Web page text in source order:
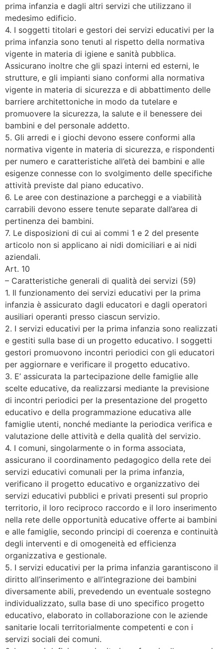
prima infanzia e dagli altri servizi che utilizzano il
medesimo edificio.
4. I soggetti titolari e gestori dei servizi educativi per la
prima infanzia sono tenuti al rispetto della normativa
vigente in materia di igiene e sanità pubblica.
Assicurano inoltre che gli spazi interni ed esterni, le
strutture, e gli impianti siano conformi alla normativa
vigente in materia di sicurezza e di abbattimento delle
barriere architettoniche in modo da tutelare e
promuovere la sicurezza, la salute e il benessere dei
bambini e del personale addetto.
5. Gli arredi e i giochi devono essere conformi alla
normativa vigente in materia di sicurezza, e rispondenti
per numero e caratteristiche all’età dei bambini e alle
esigenze connesse con lo svolgimento delle specifiche
attività previste dal piano educativo.
6. Le aree con destinazione a parcheggi e a viabilità
carrabili devono essere tenute separate dall’area di
pertinenza dei bambini.
7. Le disposizioni di cui ai commi 1 e 2 del presente
articolo non si applicano ai nidi domiciliari e ai nidi
aziendali.
Art. 10
– Caratteristiche generali di qualità dei servizi (59)
1. Il funzionamento dei servizi educativi per la prima
infanzia è assicurato dagli educatori e dagli operatori
ausiliari operanti presso ciascun servizio.
2. I servizi educativi per la prima infanzia sono realizzati
e gestiti sulla base di un progetto educativo. I soggetti
gestori promuovono incontri periodici con gli educatori
per aggiornare e verificare il progetto educativo.
3. E’ assicurata la partecipazione delle famiglie alle
scelte educative, da realizzarsi mediante la previsione
di incontri periodici per la presentazione del progetto
educativo e della programmazione educativa alle
famiglie utenti, nonché mediante la periodica verifica e
valutazione delle attività e della qualità del servizio.
4. I comuni, singolarmente o in forma associata,
assicurano il coordinamento pedagogico della rete dei
servizi educativi comunali per la prima infanzia,
verificano il progetto educativo e organizzativo dei
servizi educativi pubblici e privati presenti sul proprio
territorio, il loro reciproco raccordo e il loro inserimento
nella rete delle opportunità educative offerte ai bambini
e alle famiglie, secondo principi di coerenza e continuità
degli interventi e di omogeneità ed efficienza
organizzativa e gestionale.
5. I servizi educativi per la prima infanzia garantiscono il
diritto all’inserimento e all’integrazione dei bambini
diversamente abili, prevedendo un eventuale sostegno
individualizzato, sulla base di uno specifico progetto
educativo, elaborato in collaborazione con le aziende
sanitarie locali territorialmente competenti e con i
servizi sociali dei comuni.